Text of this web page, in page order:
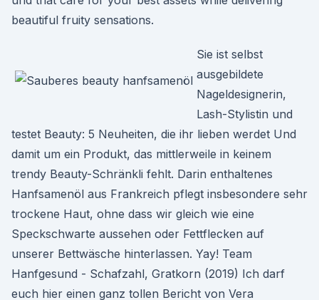
beautiful fruity sensations.
Sie ist selbst
ausgebildete
Nageldesignerin,
Lash-Stylistin und
testet Beauty: 5 Neuheiten, die ihr lieben werdet Und
damit um ein Produkt, das mittlerweile in keinem
trendy Beauty-Schränkli fehlt. Darin enthaltenes
Hanfsamenöl aus Frankreich pflegt insbesondere sehr
trockene Haut, ohne dass wir gleich wie eine
Speckschwarte aussehen oder Fettflecken auf
unserer Bettwäsche hinterlassen. Yay! Team
Hanfgesund - Schafzahl, Gratkorn (2019) Ich darf
euch hier einen ganz tollen Bericht von Vera